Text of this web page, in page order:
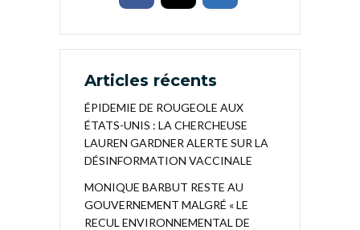
Articles récents
ÉPIDEMIE DE ROUGEOLE AUX
ÉTATS-UNIS : LA CHERCHEUSE
LAUREN GARDNER ALERTE SUR LA
DÉSINFORMATION VACCINALE
MONIQUE BARBUT RESTE AU
GOUVERNEMENT MALGRÉ « LE
RECUL ENVIRONNEMENTAL DE